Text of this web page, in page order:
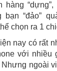
hàng
bạn “đảo”
chọn ra 1
nay có rất
với nhiều
Nhưng ngoài